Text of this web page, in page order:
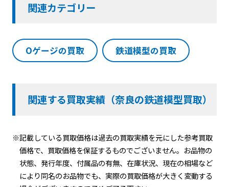
関連カテゴリー
Oゲージの買取 鉄道模型の買取
関連する買取実績（奈良の鉄道模型買取）
※記載している買取価格は過去の買取実績を元にした参考買取
価格で、買取価格を保証するものでございません。お品物の
状態、発行年度、付属品の有無、在庫状況、現在の相場など
により同名のお品物でも、実際の買取価格が大きく変動する